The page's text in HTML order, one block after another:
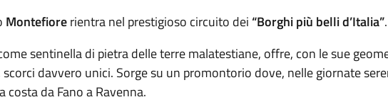
Montefiorerientra nel prestigioso circuito dei “Borghi più belli d’Italia”.
sentinella di pietra delle terre malatestiane, offre, con le sue
davvero unici. Sorge su un promontorio dove, nelle giornate
costa da Fano a Ravenna.